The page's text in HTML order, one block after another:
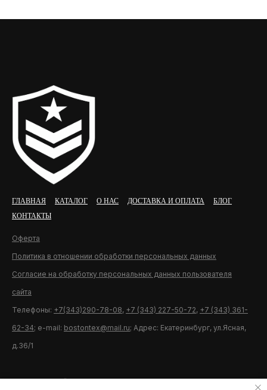
ГЛАВНАЯ КАТАЛОГ О НАС ДОСТАВКА И ОПЛАТА
БЛОГ
КОНТАКТЫ
Оферта
Политика в отношении обработки персональных данных
Согласие на обработку персональных данных пользователя
сайта
Телефоны: +7(343)290-78-08, +7 (343) 227-50-72, +7 (343) 361-
62-34; e-mail: bostontex@mail.ru; Адрес: Екатеринбург, ул.Ясная,
д.36/1
Разработка сайта U11.ru